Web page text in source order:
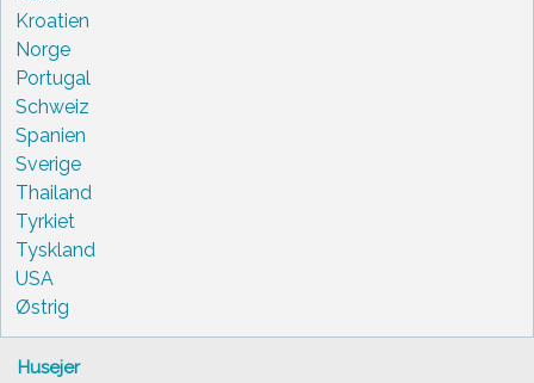
Kroatien
Norge
Portugal
Schweiz
Spanien
Sverige
Thailand
Tyrkiet
Tyskland
USA
Østrig
Husejer